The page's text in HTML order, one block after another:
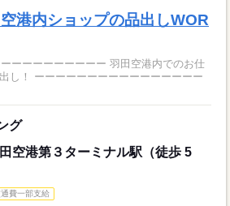
港内ショップの品出しWOR
ーーーーーーーー 羽田空港内でのお仕
ーーーーー
グ
空港第３ターミナル駅（徒歩 5
費一部支給